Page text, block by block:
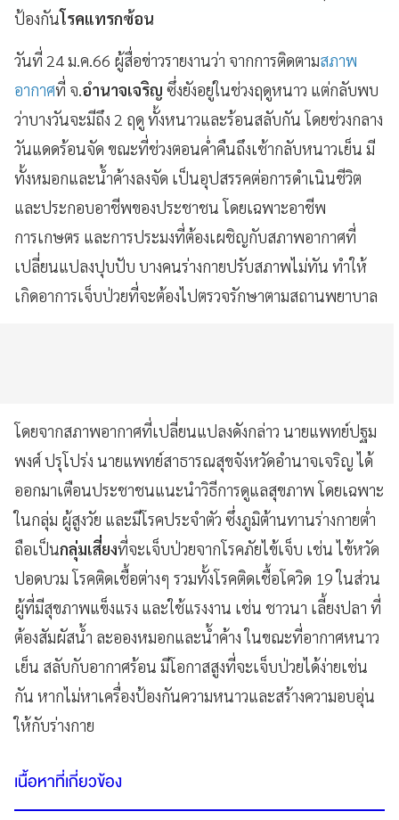
ป้องกันโรคแทรกซ้อน
วันที่ 24 ม.ค.66 ผู้สื่อข่าวรายงานว่า จากการติดตามสภาพ
อากาศที่ จ.อำนาจเจริญ ซึ่งยังอยู่ในช่วงฤดูหนาว แต่กลับพบ
ว่าบางวันจะมีถึง 2 ฤดู ทั้งหนาวและร้อนสลับกัน โดยช่วงกลาง
วันแดดร้อนจัด ขณะที่ช่วงตอนค่ำคืนถึงเช้ากลับหนาวเย็น มี
ทั้งหมอกและน้ำค้างลงจัด เป็นอุปสรรคต่อการดำเนินชีวิต
และประกอบอาชีพของประชาชน โดยเฉพาะอาชีพ
การเกษตร และการประมงที่ต้องเผชิญกับสภาพอากาศที่
เปลี่ยนแปลงปุบปับ บางคนร่างกายปรับสภาพไม่ทัน ทำให้
เกิดอาการเจ็บป่วยที่จะต้องไปตรวจรักษาตามสถานพยาบาล
โดยจากสภาพอากาศที่เปลี่ยนแปลงดังกล่าว นายแพทย์ปฐม
พงศ์ ปรุโปร่ง นายแพทย์สาธารณสุขจังหวัดอำนาจเจริญ ได้
ออกมาเตือนประชาชนแนะนำวิธีการดูแลสุขภาพ โดยเฉพาะ
ในกลุ่ม ผู้สูงวัย และมีโรคประจำตัว ซึ่งภูมิต้านทานร่างกายต่ำ
ถือเป็นกลุ่มเสี่ยงที่จะเจ็บป่วยจากโรคภัยไข้เจ็บ เช่น ไข้หวัด
ปอดบวม โรคติดเชื้อต่างๆ รวมทั้งโรคติดเชื้อโควิด 19 ในส่วน
ผู้ที่มีสุขภาพแข็งแรง และใช้แรงงาน เช่น ชาวนา เลี้ยงปลา ที่
ต้องสัมผัสน้ำ ละอองหมอกและน้ำค้าง ในขณะที่อากาศหนาว
เย็น สลับกับอากาศร้อน มีโอกาสสูงที่จะเจ็บป่วยได้ง่ายเช่น
กัน หากไม่หาเครื่องป้องกันความหนาวและสร้างความอบอุ่น
ให้กับร่างกาย
เนื้อหาที่เกี่ยวข้อง